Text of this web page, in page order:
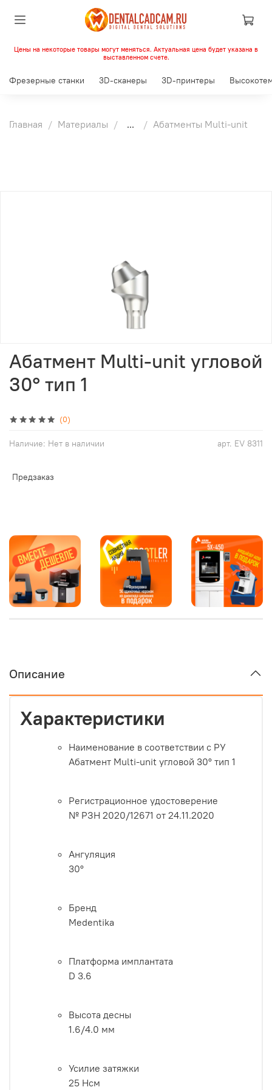
Цены на некоторые товары могут меняться. Актуальная цена будет указана в
выставленном счете.
Фрезерные станки 3D-сканеры 3D-принтеры
Главная Материалы ... Абатменты Multi-unit
(0)
арт. EV 8311
Наличие: Нет в наличии
Предзаказ
Абатмент Multi-unit угловой
30° тип 1
Описание
Характеристики
Наименование в соответствии с РУ
Абатмент Multi-unit угловой 30° тип 1
Регистрационное удостоверение
№ РЗН 2020/12671 от 24.11.2020
Ангуляция
30°
Бренд
Medentika
Платформа имплантата
D 3.6
Высота десны
1.6/4.0 мм
Усилие затяжки
25 Нсм